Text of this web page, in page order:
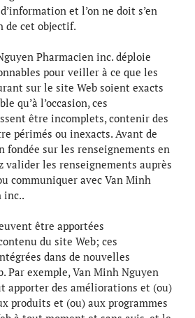
et l’on ne doit s’en
de cet objectif.
Pharmacien inc. déploie
pour veiller à ce que les
sur le site Web soient exacts
qu’à l’occasion, ces
être incomplets, contenir des
périmés ou inexacts. Avant de
fondée sur les renseignements en
valider les renseignements auprès
communiquer avec Van Minh
inc..
être apportées
du site Web; ces
dans de nouvelles
Par exemple, Van Minh Nguyen
apporter des améliorations et (ou)
produits et (ou) aux programmes